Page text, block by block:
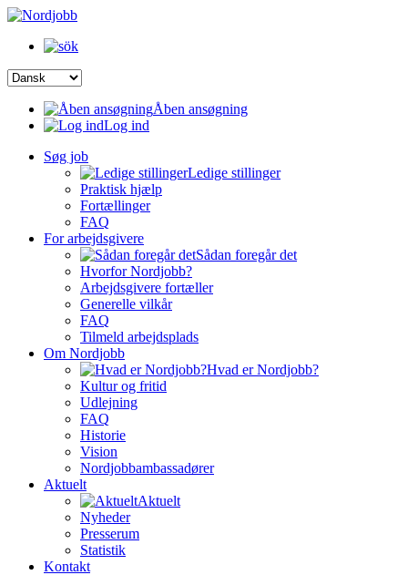
Åben ansøgning
Log ind
Søg job
Ledige stillinger
Praktisk hjælp
Fortællinger
FAQ
For arbejdsgivere
Sådan foregår det
Hvorfor Nordjobb?
Arbejdsgivere fortæller
Generelle vilkår
FAQ
Tilmeld arbejdsplads
Om Nordjobb
Hvad er Nordjobb?
Kultur og fritid
Udlejning
FAQ
Historie
Vision
Nordjobbambassadører
Aktuelt
Aktuelt
Nyheder
Presserum
Statistik
Kontakt